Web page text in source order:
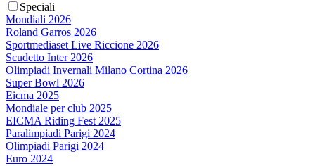
Speciali
Mondiali 2026
Roland Garros 2026
Sportmediaset Live Riccione 2026
Scudetto Inter 2026
Olimpiadi Invernali Milano Cortina 2026
Super Bowl 2026
Eicma 2025
Mondiale per club 2025
EICMA Riding Fest 2025
Paralimpiadi Parigi 2024
Olimpiadi Parigi 2024
Euro 2024